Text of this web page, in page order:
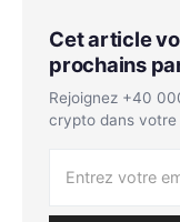
Cet article
prochains
Rejoignez +40
crypto dans votre